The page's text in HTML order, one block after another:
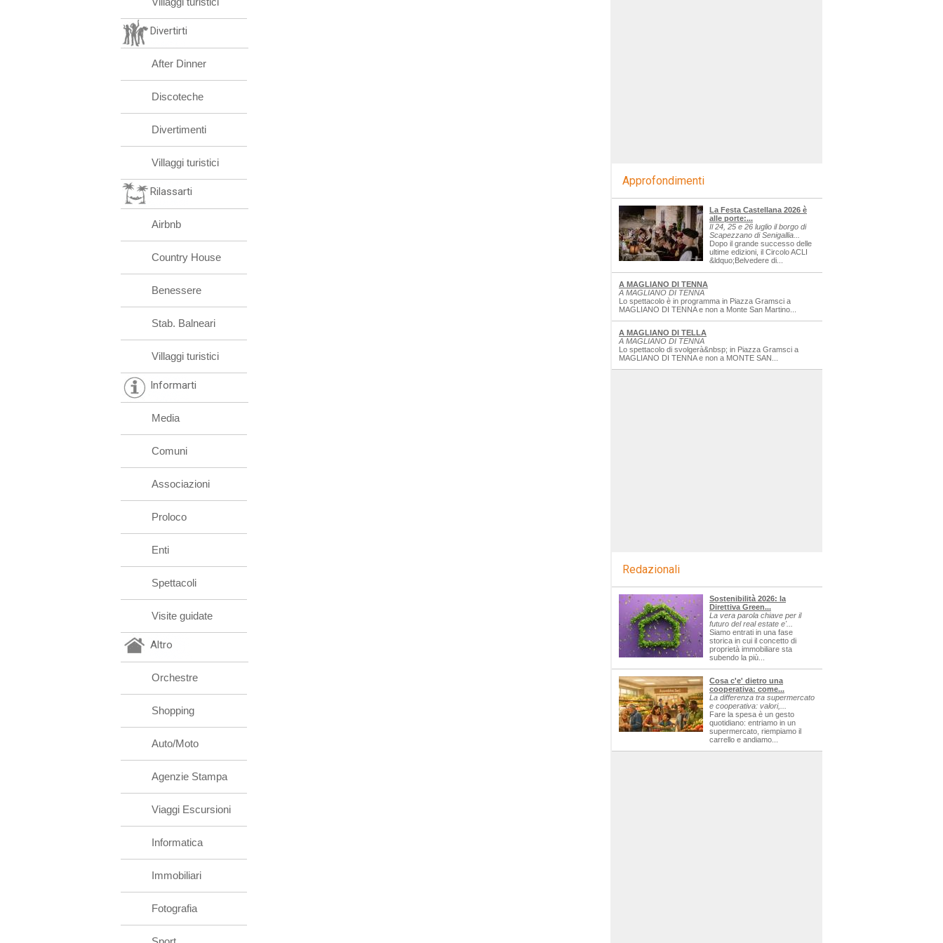
Divertirti
After Dinner
Discoteche
Divertimenti
Villaggi turistici
Rilassarti
Airbnb
Country House
Benessere
Stab. Balneari
Villaggi turistici
Informarti
Media
Comuni
Associazioni
Proloco
Enti
Spettacoli
Visite guidate
Altro
Orchestre
Shopping
Auto/Moto
Agenzie Stampa
Viaggi Escursioni
Informatica
Immobiliari
Fotografia
Approfondimenti
La Festa Castellana 2026 è
alle porte:...
Il 24, 25 e 26 luglio il borgo di
Scapezzano di Senigallia...
Dopo il grande successo delle
ultime edizioni, il Circolo ACLI
&ldquo;Belvedere di...
A MAGLIANO DI TENNA
A MAGLIANO DI TENNA
Lo spettacolo è in programma in Piazza Gramsci a
MAGLIANO DI TENNA e non a Monte San Martino...
A MAGLIANO DI TELLA
A MAGLIANO DI TENNA
Lo spettacolo di svolgerà&nbsp; in Piazza Gramsci a
MAGLIANO DI TENNA e non a MONTE SAN...
Redazionali
Sostenibilità 2026: la
Direttiva Green...
La vera parola chiave per il
futuro del real estate e'...
Siamo entrati in una fase
storica in cui il concetto di
proprietà immobiliare sta
subendo la più...
Cosa c'e' dietro una
cooperativa: come...
La differenza tra supermercato
e cooperativa: valori,...
Fare la spesa è un gesto
quotidiano: entriamo in un
supermercato, riempiamo il
carrello e andiamo...